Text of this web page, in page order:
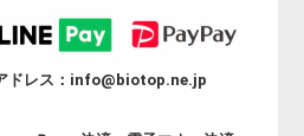
ドレス：info@biotop.ne.jp